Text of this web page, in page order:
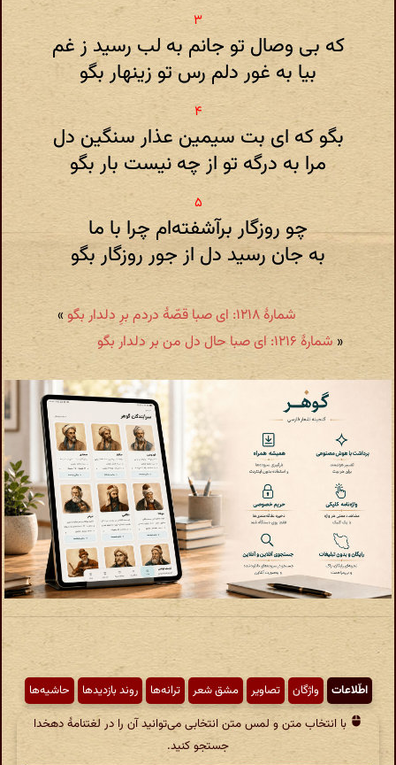
که بی وصال تو جانم به لب رسید ز غم
بیا به غور دلم رس تو زینهار بگو
بگو که ای بت سیمین عذار سنگین دل
مرا به درگه تو از چه نیست بار بگو
چو روزگار برآشفته‌ام چرا با ما
به جان رسید دل از جور روزگار بگو
شمارهٔ ۱۲۱۸: ای صبا قصّهٔ دردم برِ دلدار بگو
»
« شمارهٔ ۱۲۱۶: ای صبا حال دل من بر دلدار بگو
اطّلاعات واژگان تصاویر مشق شعر ترانه‌ها روند بازدیدها حاشیه‌ها
با انتخاب متن و لمس متن انتخابی می‌توانید آن را در لغتنامهٔ دهخدا
جستجو کنید.